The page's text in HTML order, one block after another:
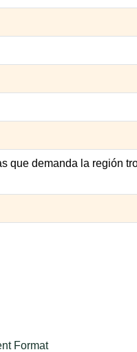
que demanda la región
Format